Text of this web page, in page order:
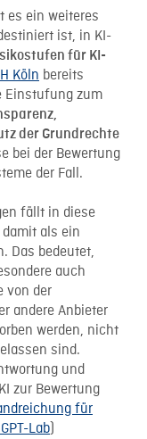
es ein weiteres
ist, in KI-
für KI-
Köln bereits
Einstufung zum
der Grundrechte
bei der Bewertung
der Fall.
fällt in diese
als ein
Das bedeutet,
auch
von der
andere Anbieter
werden, nicht
sind.
und
zur Bewertung
für
Lab)